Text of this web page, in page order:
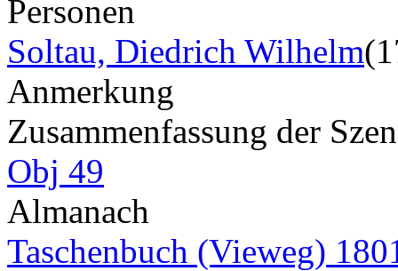
Personen
Soltau, Diedrich Wilhelm
Anmerkung
Zusammenfassung der
Obj 49
Almanach
Taschenbuch (Vieweg)